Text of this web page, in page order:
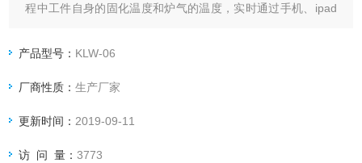
程中工件自身的固化温度和炉气的温度，实时通过手机、ipad
以及炉子的温度均匀性差异。
产品型号： KLW-06
厂商性质：生产厂家
更新时间： 2019-09-11
访 问 量：3773